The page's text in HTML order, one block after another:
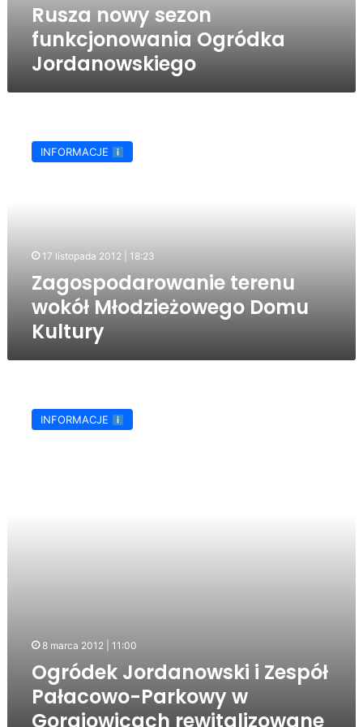
Rusza nowy sezon
funkcjonowania Ogródka
Jordanowskiego
terenu
wokół INFORMACJE
17 listopada 2012 | 18:23
Zagospodarowanie terenu
wokół Młodzieżowego Domu
Kultury
Jordanowski
INFORMACJE
8 marca 2012 | 11:00
Ogródek Jordanowski i Zespół
Pałacowo-Parkowy w
Gorajowicach rewitalizowane